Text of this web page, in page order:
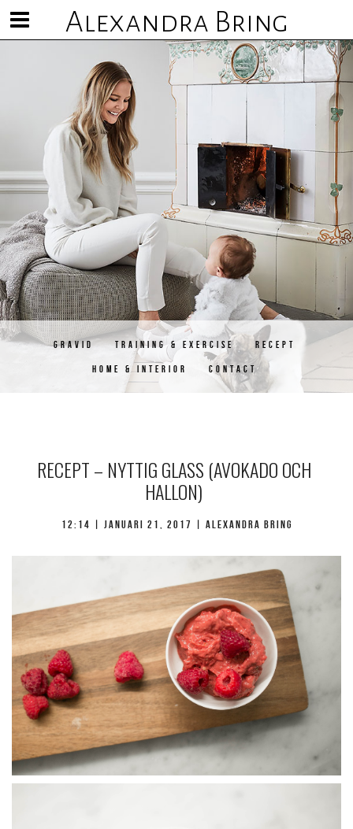
Alexandra Bring
Visa/göm
meny
GRAVID TRAINING & EXERCISE RECEPT
HOME & INTERIOR CONTACT
RECEPT – NYTTIG GLASS (AVOKADO OCH
HALLON)
12:14 | januari 21, 2017 | Alexandra Bring